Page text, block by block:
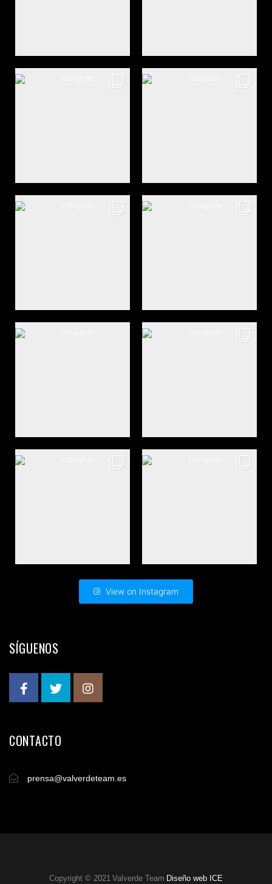
View on Instagram
SÍGUENOS
CONTACTO
prensa@valverdeteam.es
Copyright © 2021 Valverde Team Diseño web ICE